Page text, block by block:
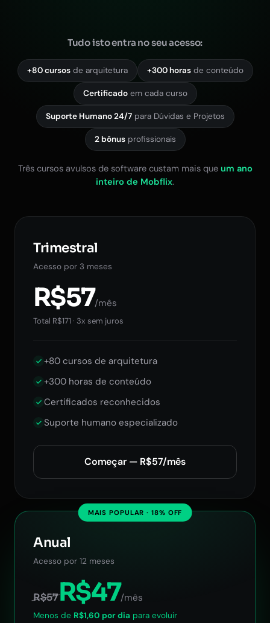
Tudo isto entra no seu acesso:
+80 cursosde arquitetura +300 horasde conteúdo
Certificadoem cada curso
Suporte Humano 24/7para Dúvidas e Projetos
2 bônusprofissionais
Três cursos avulsos de software custam mais que um ano
inteiro de Mobflix.
Trimestral
Acesso por 3 meses
R$57/mês
Total R$171 · 3x sem juros
+80 cursos de arquitetura
+300 horas de conteúdo
Certificados reconhecidos
Suporte humano especializado
Começar — R$57/mês
MAIS POPULAR · 18% OFF
Anual
Acesso por 12 meses
R$57R$47/mês
Menos de R$1,60 por dia para evoluir